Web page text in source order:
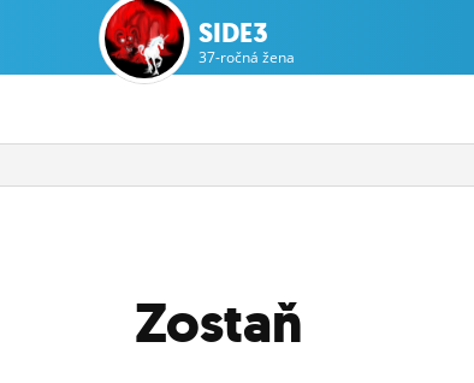
SIDE3
37-ročná žena
Zostaň